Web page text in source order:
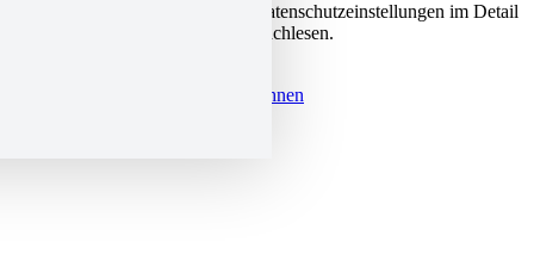
Sie können unsere Cookies und Datenschutzeinstellungen im Detail
in unseren Datenschutzrichtlinie nachlesen.
Alle ablehnen